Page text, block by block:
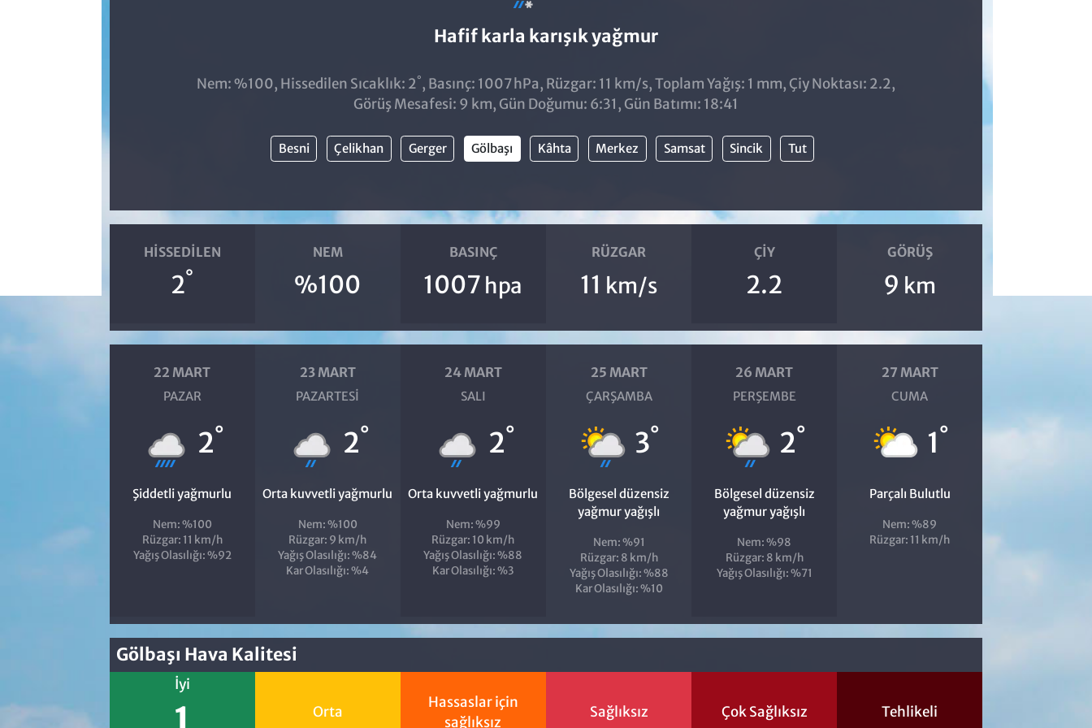
Hafif karla karışık yağmur
Nem: %100, Hissedilen Sıcaklık: 2°, Basınç: 1007 hPa, Rüzgar: 11 km/s, Toplam Yağış: 1 mm, Çiy Noktası: 2.2,
Görüş Mesafesi: 9 km, Gün Doğumu: 6:31, Gün Batımı: 18:41
Besni Çelikhan Gerger Gölbaşı Kâhta Merkez Samsat Sincik Tut
HISSEDILEN
2°
NEM
%100
BASINÇ
1007 hpa
RÜZGAR
11 km/s
ÇIY
2.2
GÖRÜŞ
9 km
22 MART
PAZAR
2°
Şiddetli yağmurlu
Nem: %100
Rüzgar: 11 km/h
Yağış Olasılığı: %92
23 MART
PAZARTESI
2°
Orta kuvvetli yağmurlu
Nem: %100
Rüzgar: 9 km/h
Yağış Olasılığı: %84
Kar Olasılığı: %4
24 MART
SALI
2°
Orta kuvvetli yağmurlu
Nem: %99
Rüzgar: 10 km/h
Yağış Olasılığı: %88
Kar Olasılığı: %3
25 MART
ÇARŞAMBA
3°
Bölgesel düzensiz
yağmur yağışlı
Nem: %91
Rüzgar: 8 km/h
Yağış Olasılığı: %88
Kar Olasılığı: %10
26 MART
PERŞEMBE
2°
Bölgesel düzensiz
yağmur yağışlı
Nem: %98
Rüzgar: 8 km/h
Yağış Olasılığı: %71
27 MART
CUMA
1°
Parçalı Bulutlu
Nem: %89
Rüzgar: 11 km/h
Gölbaşı Hava Kalitesi
İyi
Orta
Hassaslar için
sağlıksız
Sağlıksız Çok Sağlıksız Tehlikeli